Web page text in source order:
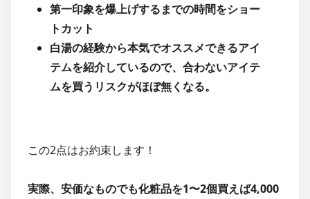
第一印象を爆上げするまでの時間をショー
トカット
白湯の経験から本気でオススメできるアイ
テムを紹介しているので、合わないアイテ
ムを買うリスクがほぼ無くなる。
この2点はお約束します！
実際、安価なものでも化粧品を1〜2個買えば4,000